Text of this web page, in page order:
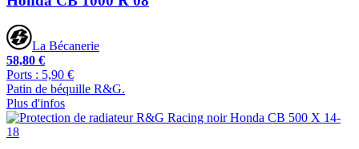
La Bécanerie
58,80 €
Ports : 5,90 €
Patin de béquille R&G.
Plus d'infos